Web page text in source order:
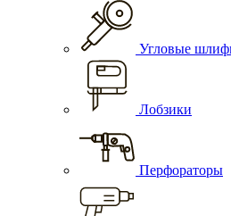
Угловые
Лобзики
Перфораторы